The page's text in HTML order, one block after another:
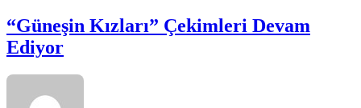
“Güneşin Kızları” Çekimleri Devam
Ediyor